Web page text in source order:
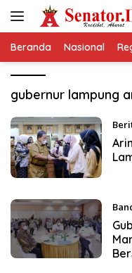
Beranda Nasional
gubernur lampung